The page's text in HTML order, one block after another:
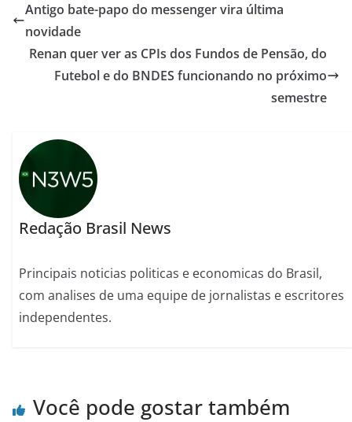
Antigo bate-papo do messenger vira última
novidade
Renan quer ver as CPIs dos Fundos de Pensão, do
Futebol e do BNDES funcionando no próximo
semestre
Redação Brasil News
Principais noticias politicas e economicas do Brasil,
com analises de uma equipe de jornalistas e escritores
independentes.
Você pode gostar também